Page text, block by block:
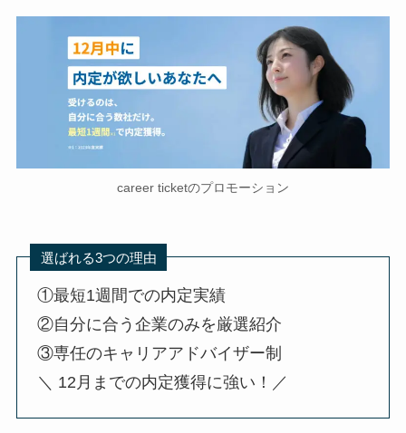
career ticketのプロモーション
選ばれる3つの理由
①最短1週間での内定実績
②自分に合う企業のみを厳選紹介
③専任のキャリアアドバイザー制
＼ 12月までの内定獲得に強い！／